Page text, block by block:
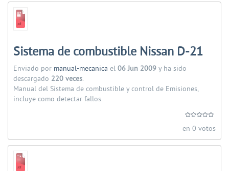
Sistema de combustible Nissan D-21
Enviado por manual-mecanica el 06 Jun 2009 y ha sido
descargado 220 veces.
Manual del Sistema de combustible y control de Emisiones,
incluye como detectar fallos.
en 0 votos